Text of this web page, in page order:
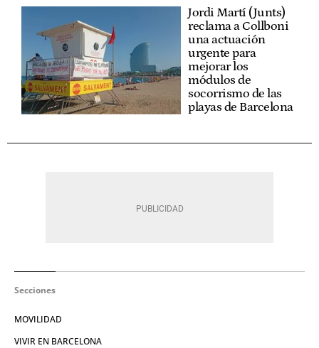
Jordi Martí (Junts)
reclama a Collboni
una actuación
urgente para
mejorar los
módulos de
socorrismo de las
playas de Barcelona
Secciones
MOVILIDAD
VIVIR EN BARCELONA